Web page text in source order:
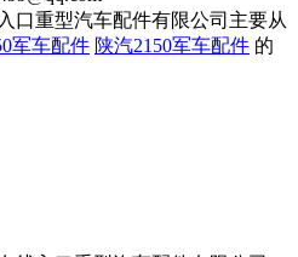
口重型汽车配件有限公司主要从
军车配件 陕汽2150军车配件 的